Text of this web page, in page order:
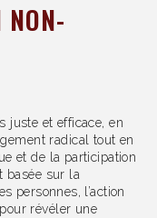
NON-
juste et efficace, en
radical tout en
et de la participation
basée sur la
personnes, l’action
révéler une